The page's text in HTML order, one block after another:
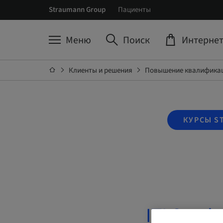
Straumann Group Пациенты
Меню Поиск
Клиенты и решения Повышение
КУРСЫ
ITI